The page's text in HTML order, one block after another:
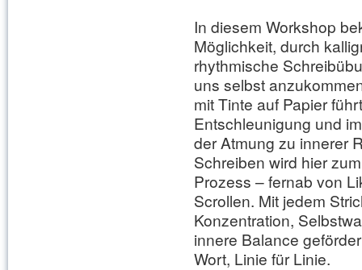
In diesem Workshop
Möglichkeit, durch
rhythmische
uns selbst
mit Tinte auf Papier
Entschleunigung und
der Atmung zu innerer
Schreiben wird hier
Prozess – fernab von
Scrollen. Mit jedem
Konzentration,
innere Balance
Wort, Linie für Linie.